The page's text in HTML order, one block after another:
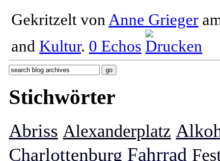
Gekritzelt von Anne Grieger
and Kultur. 0 Echos
Stichwörter
Abriss Alexanderplatz
Charlottenburg Fahrrad